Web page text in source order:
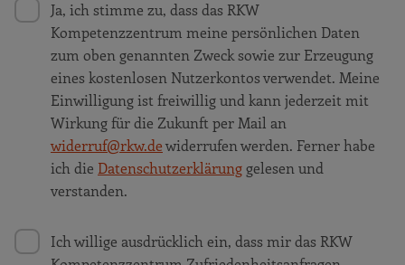
Ja, ich stimme zu, dass das RKW
Kompetenzzentrum meine persönlichen Daten
zum oben genannten Zweck sowie zur Erzeugung
eines kostenlosen Nutzerkontos verwendet. Meine
Einwilligung ist freiwillig und kann jederzeit mit
Wirkung für die Zukunft per Mail an
widerruf@rkw.dewiderrufen werden. Ferner habe
ich die Datenschutzerklärunggelesen und
verstanden.
Ich willige ausdrücklich ein, dass mir das RKW